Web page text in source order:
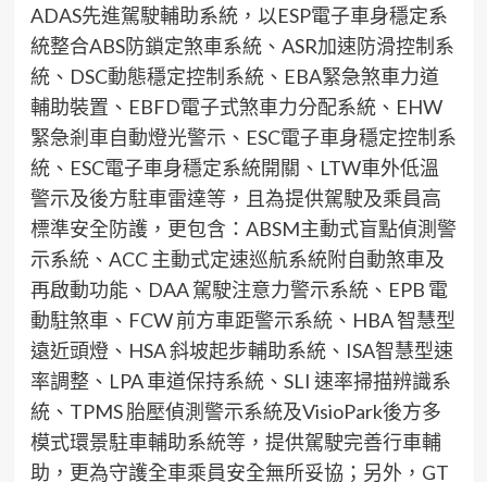
ADAS先進駕駛輔助系統，以ESP電子車身穩定系
統整合ABS防鎖定煞車系統、ASR加速防滑控制系
統、DSC動態穩定控制系統、EBA緊急煞車力道
輔助裝置、EBFD電子式煞車力分配系統、EHW
緊急剎車自動燈光警示、ESC電子車身穩定控制系
統、ESC電子車身穩定系統開關、LTW車外低溫
警示及後方駐車雷達等，且為提供駕駛及乘員高
標準安全防護，更包含：ABSM主動式盲點偵測警
示系統、ACC 主動式定速巡航系統附自動煞車及
再啟動功能、DAA 駕駛注意力警示系統、EPB 電
動駐煞車、FCW 前方車距警示系統、HBA 智慧型
遠近頭燈、HSA 斜坡起步輔助系統、ISA智慧型速
率調整、LPA 車道保持系統、SLI 速率掃描辨識系
統、TPMS 胎壓偵測警示系統及VisioPark後方多
模式環景駐車輔助系統等，提供駕駛完善行車輔
助，更為守護全車乘員安全無所妥協；另外，GT